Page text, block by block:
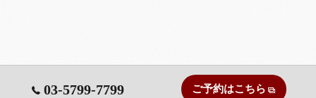
03-5799-7799 ご予約はこちら